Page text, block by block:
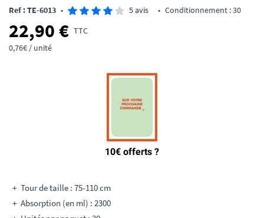
Ref : TE-6013 • 5 avis • Conditionnement : 30
22,90 € TTC
0,76€ / unité
Tour de taille : 75-110 cm
Absorption (en ml) : 2300